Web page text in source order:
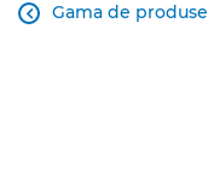
Gama de produse
